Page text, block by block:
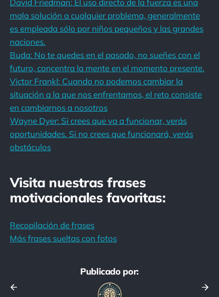
David Friedman: El uso directo de la fuerza es una
mala solución a cualquier problema, generalmente
es empleada sólo por niños pequeños y las grandes
naciones.
Buda: No te quedes en el pasado, no sueñes con el
futuro, concentra la mente en el momento presente.
Victor Frankl: Cuando no podemos cambiar la
situación a la que nos enfrentamos, el reto consiste
en cambiarnos a nosotros
Wayne Dyer: Si crees que va a funcionar, verás
oportunidades. Si no crees que funcionará, verás
obstáculos
Visita nuestras frases
motivacionales favoritas:
Recopilación de frases
Más frases sueltas con fotos
Publicado por: